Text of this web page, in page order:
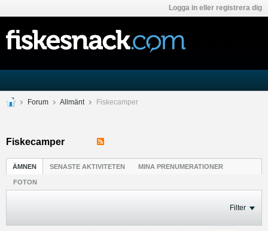
Logga in eller registrera dig
Forum Allmänt Fiskecamper
Fiskecamper
ÄMNEN SENASTE AKTIVITETEN MINA PRENUMERATIONER
FOTON
Filter